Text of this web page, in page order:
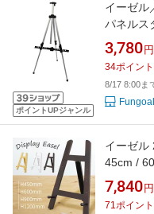
ポイントUPジャンル
イーゼル
パネルス
務用品
ディスプ
3,780 円
34ポイント
8/17 8:00ま
Fungoal
イーゼル
45cm /
木製 額縁
7,840
71ポイント